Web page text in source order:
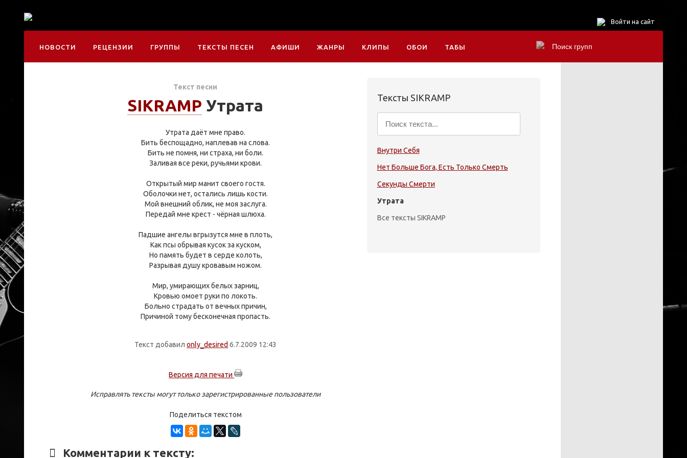
Войти на сайт
НОВОСТИ РЕЦЕНЗИИ ГРУППЫ ТЕКСТЫ ПЕСЕН АФИШИ ЖАНРЫ КЛИПЫ ОБОИ ТАБЫ
Текст песни
SIKRAMP Утрата
Утрата даёт мне право.
Бить беспощадно, наплевав на слова.
Бить не помня, ни страха, ни боли.
Заливая все реки, ручьями крови.
Открытый мир манит своего гостя.
Оболочки нет, остались лишь кости.
Мой внешний облик, не моя заслуга.
Передай мне крест - чёрная шлюха.
Падшие ангелы вгрызутся мне в плоть,
Как псы обрывая кусок за куском,
Но память будет в серде колоть,
Разрывая душу кровавым ножом.
Мир, умирающих белых зарниц,
Кровью омоет руки по локоть.
Больно страдать от вечных причин,
Причиной тому бесконечная пропасть.
Текст добавилonly_desired 6.7.2009 12:43
Версия для печати
Исправлять тексты могут только зарегистрированные пользователи
Поделиться текстом
Комментарии к тексту:
Тексты SIKRAMP
Внутри Себя
Нет Больше Бога, Есть Только Смерть
Секунды Смерти
Утрата
Все тексты SIKRAMP